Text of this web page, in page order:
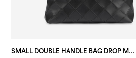
SMALL DOUBLE HANDLE BAG DROP MATELASSÈ FAUX LEATHER NERO/NERO